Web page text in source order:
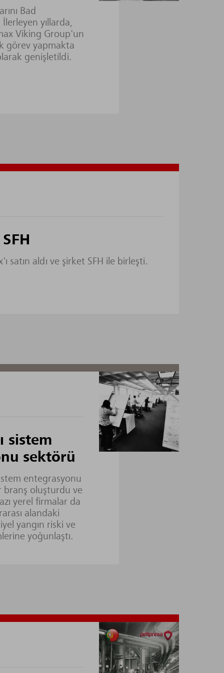
Bad
İlerleyen yıllarda,
Viking Group'un
görev yapmakta
genişletildi.
satın aldı ve şirket SFH ile birleşti.
sistem
sektörü
entegrasyonu
branş oluşturdu ve
yerel firmalar da
alandaki
yangın riski ve
yoğunlaştı.